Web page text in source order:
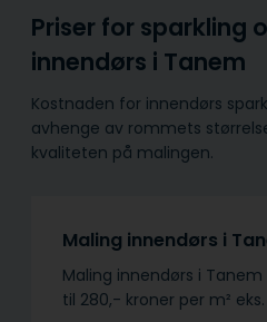
Priser for sparkling
innendørs i Tanem
Kostnaden for innendørs
avhenge av rommets
kvaliteten på malingen.
Maling innendørs i
Maling innendørs i
til 280,- kroner per m²